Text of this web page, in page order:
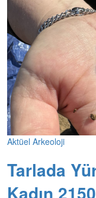
Aktüel Arkeoloji
Tarlada